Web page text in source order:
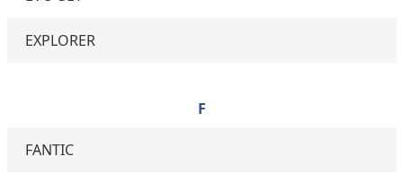
EXPLORER
F
FANTIC